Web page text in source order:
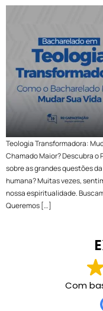
Teologia Transformadora:
Chamado Maior? Descubra o
sobre as grandes questões
humana? Muitas vezes,
nossa espiritualidade.
Queremos […]
Com